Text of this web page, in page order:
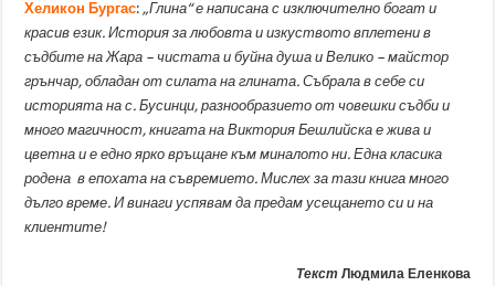
Хеликон Бургас: „Глина“ е написана с изключително богат и
красив език. История за любовта и изкуството вплетени в
съдбите на Жара – чистата и буйна душа и Велико – майстор
грънчар, обладан от силата на глината. Събрала в себе си
историята на с. Бусинци, разнообразието от човешки съдби и
много магичност, книгата на Виктория Бешлийска е жива и
цветна и е едно ярко връщане към миналото ни. Една класика
родена в епохата на съвремието. Мислех за тази книга много
дълго време. И винаги успявам да предам усещането си и на
клиентите!
Текст Людмила Еленкова